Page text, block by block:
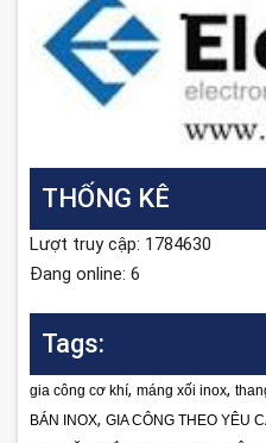
THỐNG KÊ
Lượt truy cập: 1784630
Đang online: 6
Tags:
gia công cơ khí, máng xối inox,
BÁN INOX, GIA CÔNG THEO YÊU